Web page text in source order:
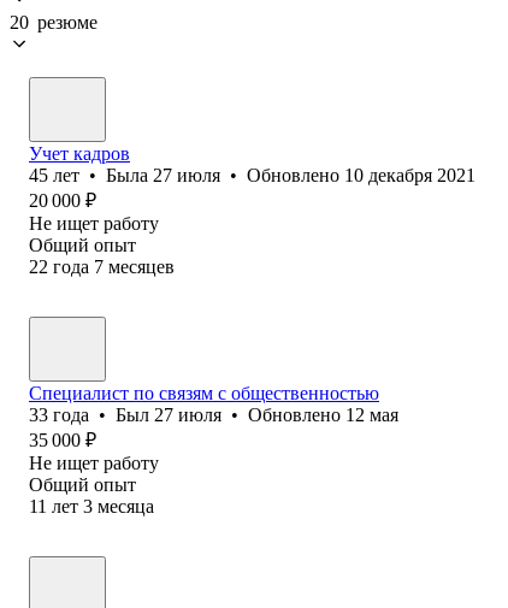
20 резюме
Учет кадров
45 лет • Была 27 июля • Обновлено 10 декабря 2021
20 000 ₽
Не ищет работу
Общий опыт
22 года 7 месяцев
Специалист по связям с общественностью
33 года • Был 27 июля • Обновлено 12 мая
35 000 ₽
Не ищет работу
Общий опыт
11 лет 3 месяца